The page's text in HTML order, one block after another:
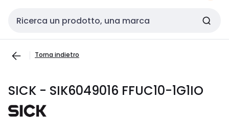
Cerca input
Torna indietro
SICK - SIK6049016 FFUC10-1G1IO